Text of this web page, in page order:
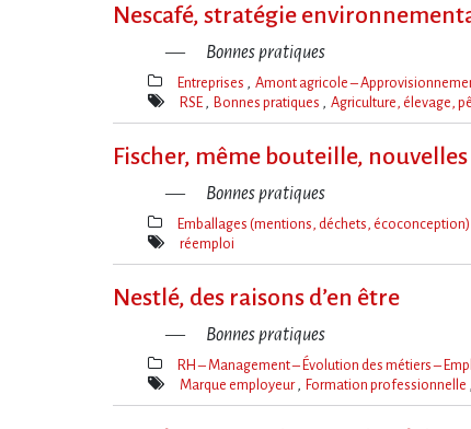
Nescafé, stratégie
Bonnes pratiques
Thèmes(s)
Entreprises Amont agricole –
Mot(s)-
RSE Bonnes pratiques Agriculture, élevage,
Fischer, même bouteille,
Bonnes pratiques
Thèmes(s)
Emballages (mentions, déchets, écoconception)
Mot(s)-
réemploi
Nestlé, des raisons d’en être
Bonnes pratiques
Thèmes(s)
RH – Management – Évolution des métiers –
Mot(s)-
Marque employeur Formation professionnelle